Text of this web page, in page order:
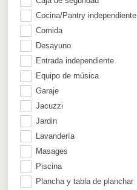
Cocina/Pantry independiente
Comida
Desayuno
Entrada independiente
Equipo de música
Garaje
Jacuzzi
Jardin
Lavandería
Masages
Piscina
Plancha y tabla de planchar